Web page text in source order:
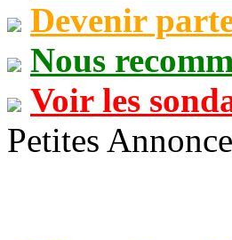
Devenir
Nous
Voir les
Petites